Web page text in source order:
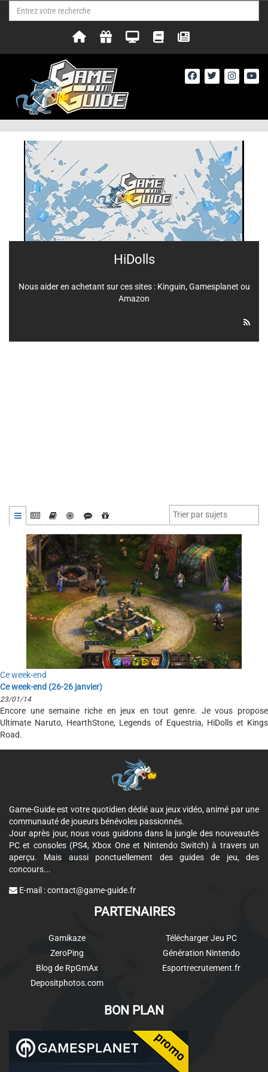
Ce week-end
Ce week-end (26-26 janvier)
23/01/14
Encore une semaine riche en jeux en tout genre. Je vous propose
Ultimate Naruto, HearthStone, Legends of Equestria, HiDolls et Kings
Road.
HiDolls
Nous aider en achetant sur ces sites : Kinguin, Gamesplanet ou
Amazon
Game-Guide est votre quotidien dédié aux jeux vidéo, animé par une
communauté de joueurs bénévoles passionnés.
Jour après jour, nous vous guidons dans la jungle des nouveautés
PC et consoles (PS4, Xbox One et Nintendo Switch) à travers un
aperçu. Mais aussi ponctuellement des guides de jeu, des
concours...
E-mail :contact@game-guide.fr
PARTENAIRES
Gamikaze
ZeroPing
Blog de RpGmAx
Depositphotos.com
Télécharger Jeu PC
Génération Nintendo
Esportrecrutement.fr
BON PLAN